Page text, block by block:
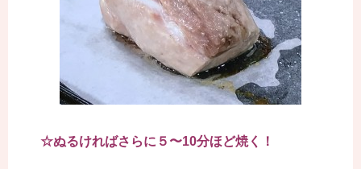
☆ぬるければさらに５〜10分ほど焼く！